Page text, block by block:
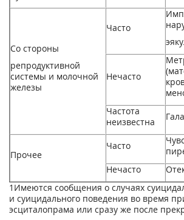
Со стороны
репродуктивной
системы и молочной
железы
Часто
Нечасто
Частота
неизвестна
Прочее
Часто
Нечасто
1 Имеются сообщения о случаях
и суицидального поведения во время
эсциталопрама или сразу же после